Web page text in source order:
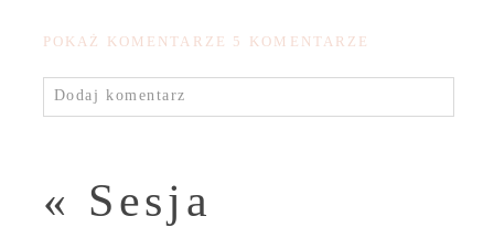
POKAŻ KOMENTARZE 5 KOMENTARZE
Dodaj komentarz
« Sesja